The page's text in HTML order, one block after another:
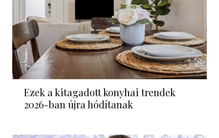
Ezek a kitagadott konyhai trendek
2026-ban újra hódítanak